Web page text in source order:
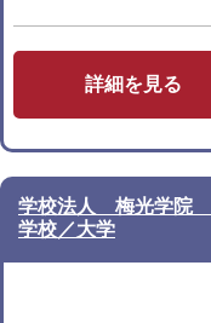
詳細を見る
学校法人 梅光学院
学校／大学